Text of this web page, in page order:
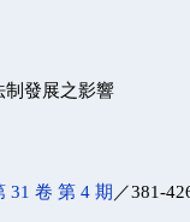
制發展之影響
31 卷 第 4 期 ／381-